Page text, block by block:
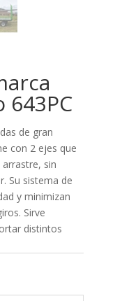
643PC
de gran
con 2 ejes que
sin
Su sistema de
y minimizan
Sirve
distintos